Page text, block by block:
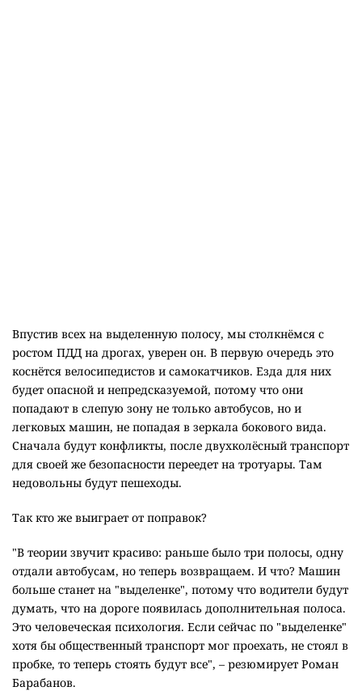
Впустив всех на выделенную полосу, мы столкнёмся с
ростом ПДД на дрогах, уверен он. В первую очередь это
коснётся велосипедистов и самокатчиков. Езда для них
будет опасной и непредсказуемой, потому что они
попадают в слепую зону не только автобусов, но и
легковых машин, не попадая в зеркала бокового вида.
Сначала будут конфликты, после двухколёсный транспорт
для своей же безопасности переедет на тротуары. Там
недовольны будут пешеходы.
Так кто же выиграет от поправок?
"В теории звучит красиво: раньше было три полосы, одну
отдали автобусам, но теперь возвращаем. И что? Машин
больше станет на "выделенке", потому что водители будут
думать, что на дороге появилась дополнительная полоса.
Это человеческая психология. Если сейчас по "выделенке"
хотя бы общественный транспорт мог проехать, не стоял в
пробке, то теперь стоять будут все", – резюмирует Роман
Барабанов.